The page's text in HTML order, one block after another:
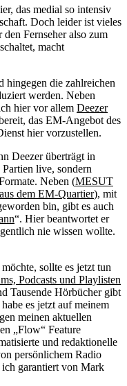
das medial so intensiv
Doch leider ist vieles
Fernseher also zum
macht
hingegen die zahlreichen
werden. Neben
hier vor allem Deezer
das EM-Angebot des
hier vorzustellen.
Deezer überträgt in
live, sondern
Neben (MESUT
dem EM-Quartier), mit
bin, gibt es auch
“. Hier beantwortet er
nie wissen wollte.
sollte es jetzt tun
Podcasts und Playlisten
Tausende Hörbücher gibt
es jetzt auf meinem
meinen aktuellen
„Flow“ Feature
und redaktionelle
persönlichem Radio
garantiert von Mark